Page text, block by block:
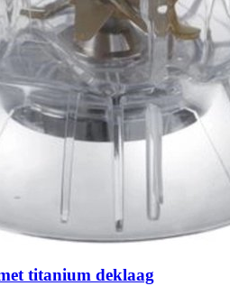
titanium deklaag